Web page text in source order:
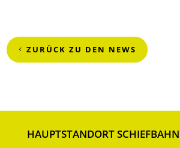
ZURÜCK ZU DEN NEWS
HAUPTSTANDORT SCHIEFBAHN